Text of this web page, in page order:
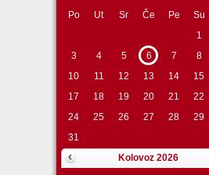
Po Ut Sr Če Pe Su
1
3
4 5 6 7 8
10
11 12 13 14 15
17
18 19 20 21 22
24
25 26 27 28 29
31
Kolovoz 2026